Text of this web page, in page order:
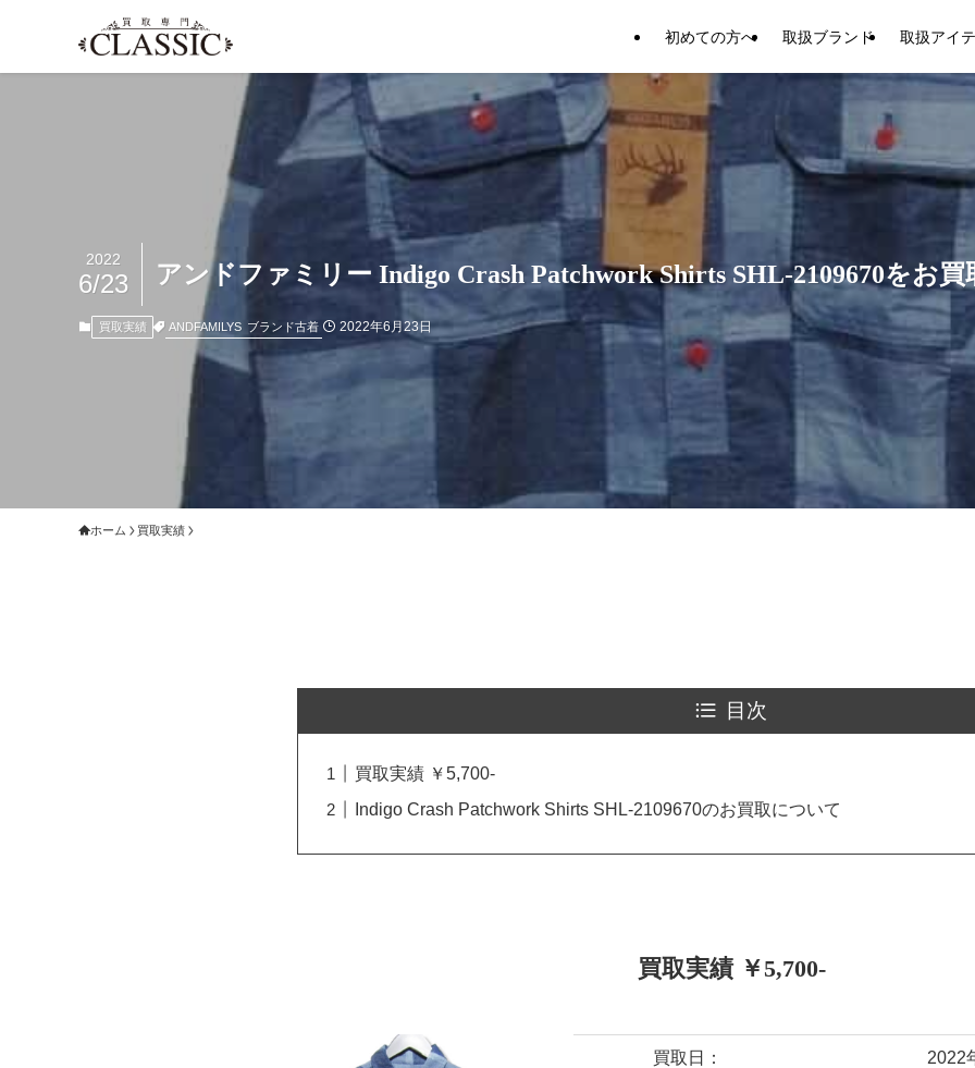
初めての方へ 取扱ブランド 取扱アイ
アンドファミリー Indigo Crash Patchwork Shirts SHL-2109670をお
2022
6/23
買取実績 ANDFAMILYS ブランド古着 2022年6月23日
ホーム 買取実績
目次
買取実績 ￥5,700-
Indigo Crash Patchwork Shirts SHL-2109670のお買取について
買取実績 ￥5,700-
買取日： 2022